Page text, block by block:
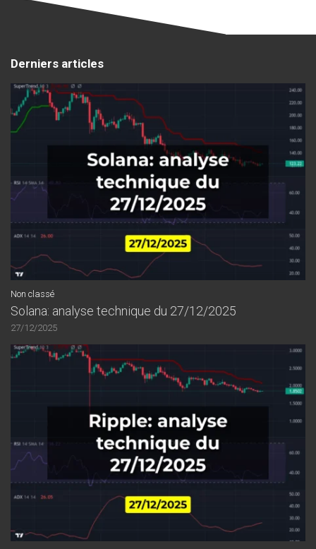
Derniers articles
Non classé
Solana: analyse technique du 27/12/2025
27/12/2025